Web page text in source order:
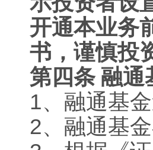
开通本业务
书，谨慎投
第四条 融通
1、融通基
2、融通基